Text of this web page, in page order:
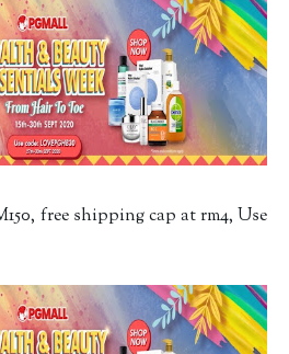
free shipping cap at rm4, Use